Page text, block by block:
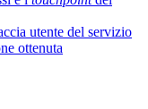
utente del servizio
ottenuta